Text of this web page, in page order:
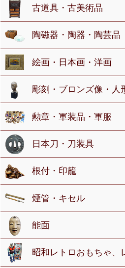
古道具・古美術品
陶磁器・陶器・陶芸品
絵画・日本画・洋画
彫刻・ブロンズ像・人
勲章・軍装品・軍服
日本刀・刀装具
根付・印籠
煙管・キセル
能面
昭和レトロおもちゃ、